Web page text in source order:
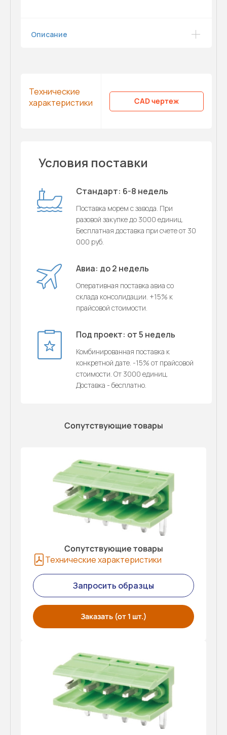
Описание
Технические
характеристики
CAD чертеж
Условия поставки
Стандарт: 6-8 недель
Поставка морем с завода. При
разовой закупке до 3000 единиц.
Бесплатная доставка при счете от 30
000 руб.
Авиа: до 2 недель
Оперативная поставка авиа со
склада консолидации. +15% к
прайсовой стоимости.
Под проект: от 5 недель
Комбинированная поставка к
конкретной дате. -15% от прайсовой
стоимости. От 3000 единиц.
Доставка - бесплатно.
Сопутствующие товары
Сопутствующие товары
Технические характеристики
Запросить образцы
Заказать (от 1 шт.)